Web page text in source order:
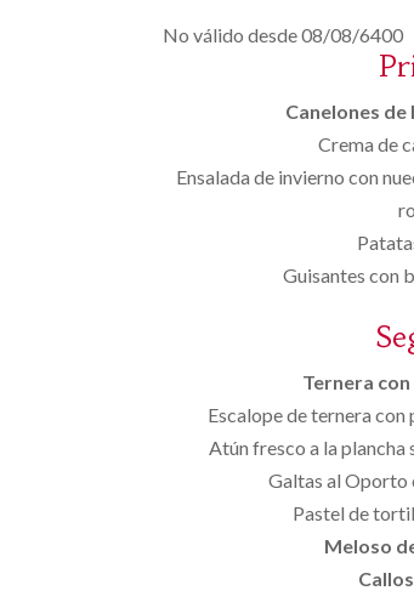
No válido desde 08/08/6400
Canelones de
Crema de
Ensalada de invierno con
Guisantes con
Ternera con
Escalope de ternera
Atún fresco a la plancha
Galtas al Oporto
Pastel de
Meloso